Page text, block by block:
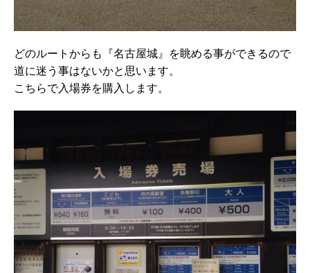
どのルートからも『名古屋城』を眺める事ができるので
道に迷う事はないかと思います。
こちらで入場券を購入します。